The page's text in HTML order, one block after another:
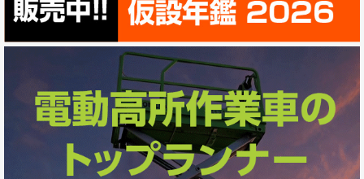
b
o
o
k
k
e
d
n
e